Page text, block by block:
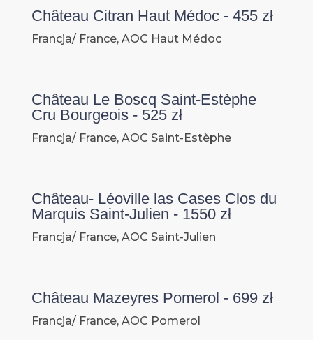
Château Citran Haut Médoc - 455 zł
Francja/ France, AOC Haut Médoc
Château Le Boscq Saint-Estèphe
Cru Bourgeois - 525 zł
Francja/ France, AOC Saint-Estèphe
Château- Léoville las Cases Clos du
Marquis Saint-Julien - 1550 zł
Francja/ France, AOC Saint-Julien
Château Mazeyres Pomerol - 699 zł
Francja/ France, AOC Pomerol